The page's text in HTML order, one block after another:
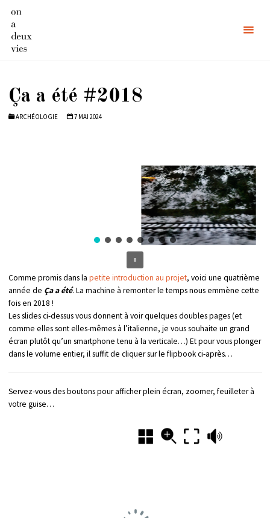
content
Ça a été #2018
ARCHÉOLOGIE 7 MAI 2024
Comme promis dans la petite introduction au projet, voici une quatrième
année de Ça a été. La machine à remonter le temps nous emmène cette
fois en 2018 !
Les slides ci-dessus vous donnent à voir quelques doubles pages (et
comme elles sont elles-mêmes à l’italienne, je vous souhaite un grand
écran plutôt qu’un smartphone tenu à la verticale…) Et pour vous plonger
dans le volume entier, il suffit de cliquer sur le flipbook ci-après…
Servez-vous des boutons pour afficher plein écran, zoomer, feuilleter à
votre guise…